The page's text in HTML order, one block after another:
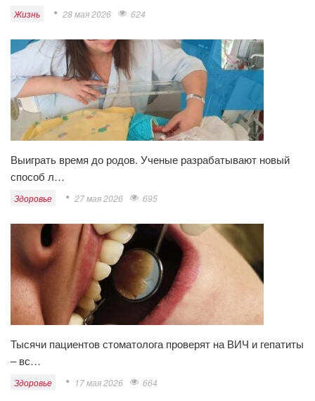
Жизнь 28 мая 2026 624
Выиграть время до родов. Ученые разрабатывают новый
способ л…
Здоровье 27 мая 2026 695
Тысячи пациентов стоматолога проверят на ВИЧ и гепатиты
– вс…
Здоровье 17 мая 2026 664